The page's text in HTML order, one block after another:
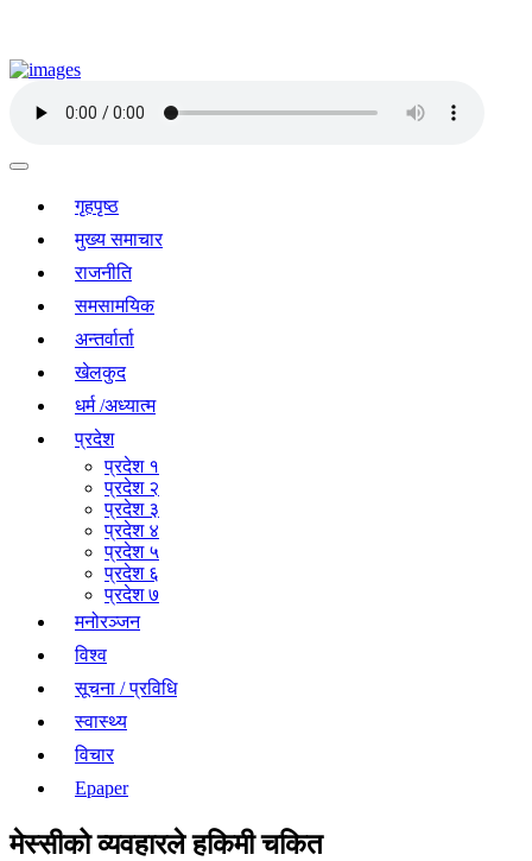
गृहपृष्ठ
मुख्य समाचार
राजनीति
समसामयिक
अन्तर्वार्ता
खेलकुद
धर्म /अध्यात्म
प्रदेश
प्रदेश १
प्रदेश २
प्रदेश ३
प्रदेश ४
प्रदेश ५
प्रदेश ६
प्रदेश ७
मनोरञ्जन
विश्व
सूचना / प्रविधि
स्वास्थ्य
विचार
Epaper
मेस्सीको व्यवहारले हकिमी चकित